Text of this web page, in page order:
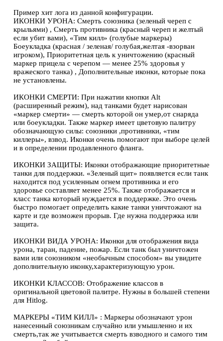
Пример хит лога из данной конфигурации.
ИКОНКИ УРОНА: Смерть союзника (зеленый череп с
крыльями) , Смерть противника (красный череп и желтый
если убит вами), «Тим килл» (голубые маркеры)
Боеукладка (красная / зеленая/ голубая,желтая -взорван
игроком), Приоритетная цель к уничтожению (красный
маркер прицела с черепом — менее 25% здоровья у
вражеского танка) , Дополнительные иконки, которые пока
не установлены.
ИКОНКИ СМЕРТИ: При нажатии кнопки Alt
(расширенный режим), над танками будет нарисован
«маркер смерти» — смерть которой он умер,от снаряда
или боеукладки. Также маркер имеет цветовую палитру
обозначающую силы: союзники ,противники, «тим
киллеры», взвод. Иконки очень помогают при выборе целей
и в определении продавленного фланга.
ИКОНКИ ЗАЩИТЫ: Иконки отображающие приоритетные
танки для поддержки. «Зеленый щит» появляется если танк
находится под усиленным огнем противника и его
здоровье составляет менее 25%. Также отображается и
класс танка который нуждается в поддержке. Это очень
быстро помогает определить какие танки уничтожают на
карте и где возможен прорыв. Где нужна поддержка или
защита.
ИКОНКИ ВИДА УРОНА: Иконки для отображения вида
урона, таран, падение, пожар. Если танк был уничтожен
вами или союзником «необычным способом» вы увидите
дополнительную иконку,характеризующую урон.
ИКОНКИ КЛАССОВ: Отображение классов в
оригинальной цветовой палитре. Нужны в большей степени
для Hitlog.
МАРКЕРЫ «ТИМ КИЛЛ» : Маркеры обозначают урон
нанесенный союзникам случайно или умышленно и их
смерть,так же учитывается смерть взводного и самого тим